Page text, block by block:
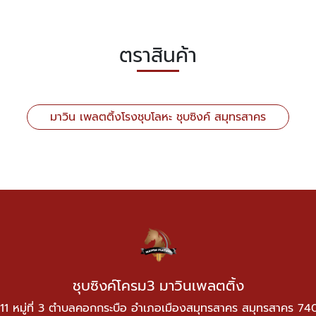
ตราสินค้า
มาวิน เพลตติ้งโรงชุบโลหะ ชุบซิงค์ สมุทรสาคร
ชุบซิงค์โครม3 มาวินเพลตติ้ง
หมู่ที่ 3 ตำบลคอกกระบือ อำเภอเมืองสมุทรสาคร สมุทรสาคร